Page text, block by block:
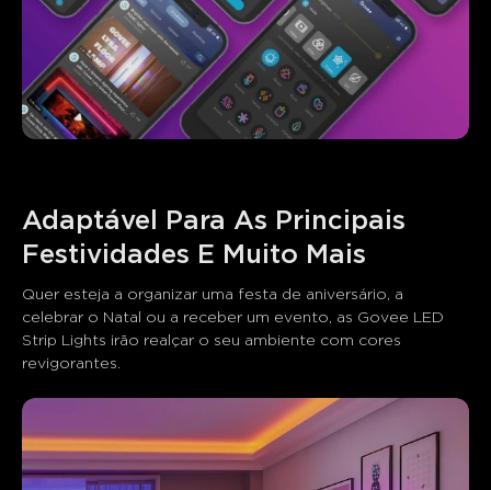
Adaptável Para As Principais
Festividades E Muito Mais
Quer esteja a organizar uma festa de aniversário, a
celebrar o Natal ou a receber um evento, as Govee LED
Strip Lights irão realçar o seu ambiente com cores
revigorantes.